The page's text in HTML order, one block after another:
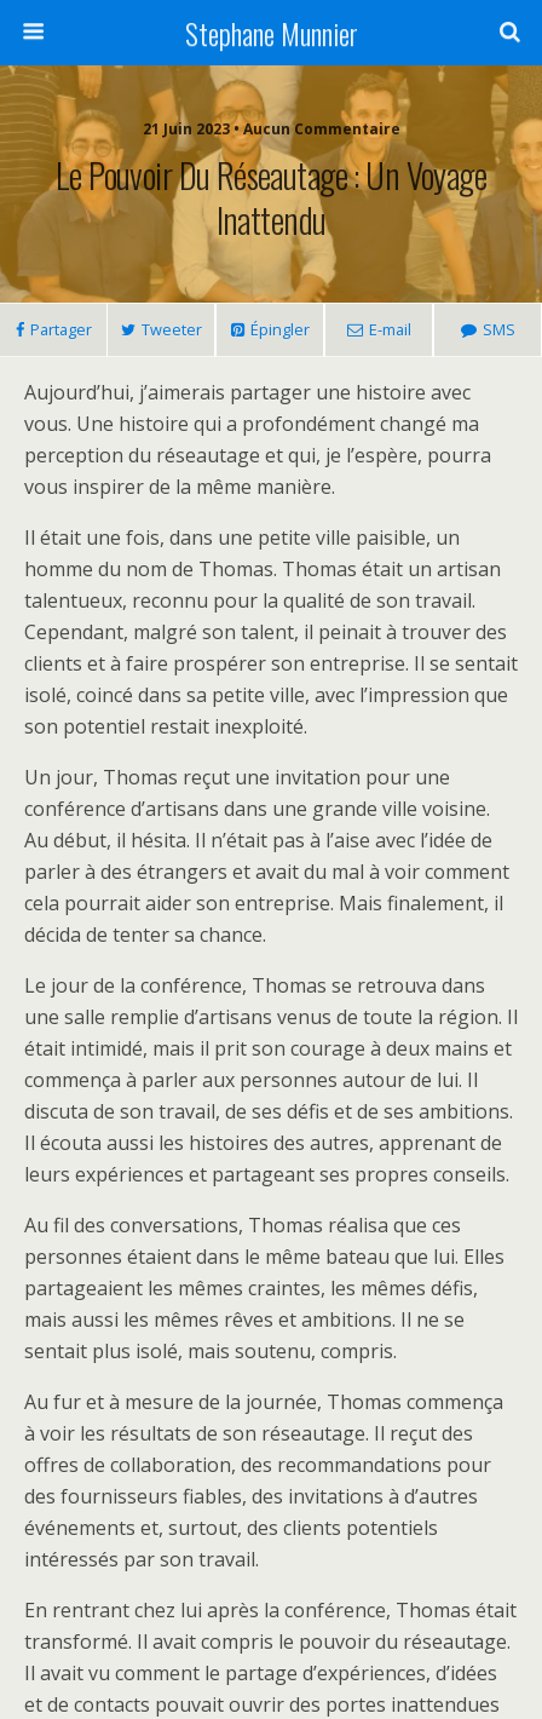
Stephane Munnier
21 Juin 2023 • Aucun Commentaire
Le Pouvoir Du Réseautage : Un Voyage
Inattendu
Partager Tweeter Épingler E-mail SMS
Aujourd’hui, j’aimerais partager une histoire avec
vous. Une histoire qui a profondément changé ma
perception du réseautage et qui, je l’espère, pourra
vous inspirer de la même manière.
Il était une fois, dans une petite ville paisible, un
homme du nom de Thomas. Thomas était un artisan
talentueux, reconnu pour la qualité de son travail.
Cependant, malgré son talent, il peinait à trouver des
clients et à faire prospérer son entreprise. Il se sentait
isolé, coincé dans sa petite ville, avec l’impression que
son potentiel restait inexploité.
Un jour, Thomas reçut une invitation pour une
conférence d’artisans dans une grande ville voisine.
Au début, il hésita. Il n’était pas à l’aise avec l’idée de
parler à des étrangers et avait du mal à voir comment
cela pourrait aider son entreprise. Mais finalement, il
décida de tenter sa chance.
Le jour de la conférence, Thomas se retrouva dans
une salle remplie d’artisans venus de toute la région. Il
était intimidé, mais il prit son courage à deux mains et
commença à parler aux personnes autour de lui. Il
discuta de son travail, de ses défis et de ses ambitions.
Il écouta aussi les histoires des autres, apprenant de
leurs expériences et partageant ses propres conseils.
Au fil des conversations, Thomas réalisa que ces
personnes étaient dans le même bateau que lui. Elles
partageaient les mêmes craintes, les mêmes défis,
mais aussi les mêmes rêves et ambitions. Il ne se
sentait plus isolé, mais soutenu, compris.
Au fur et à mesure de la journée, Thomas commença
à voir les résultats de son réseautage. Il reçut des
offres de collaboration, des recommandations pour
des fournisseurs fiables, des invitations à d’autres
événements et, surtout, des clients potentiels
intéressés par son travail.
En rentrant chez lui après la conférence, Thomas était
transformé. Il avait compris le pouvoir du réseautage.
Il avait vu comment le partage d’expériences, d’idées
et de contacts pouvait ouvrir des portes inattendues